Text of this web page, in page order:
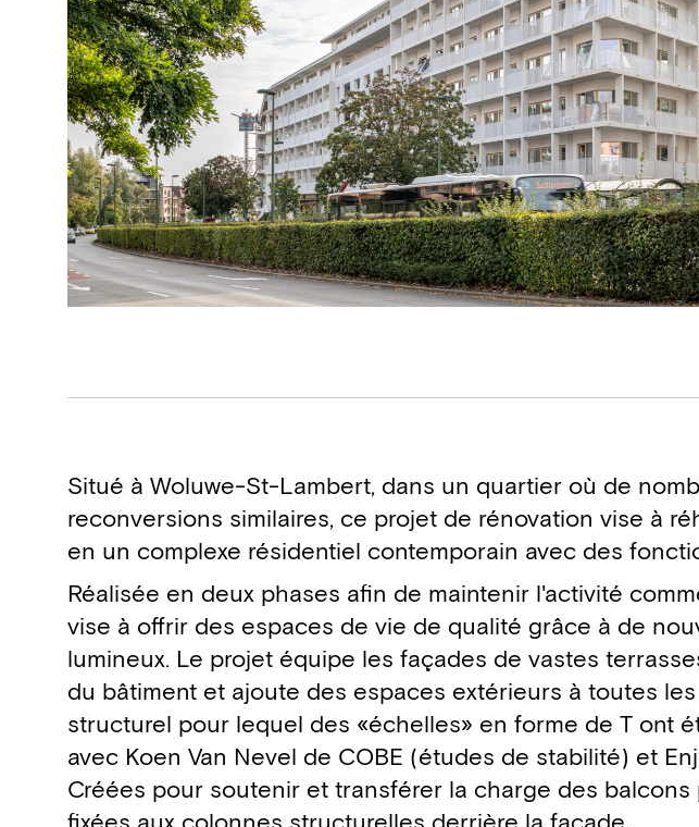
Détails du projet
Situé à Woluwe-St-Lambert, dans un quartier où de
reconversions similaires, ce projet de rénovation vise à
en un complexe résidentiel contemporain avec des
Réalisée en deux phases afin de maintenir l'activité
vise à offrir des espaces de vie de qualité grâce à de
lumineux. Le projet équipe les façades de vastes
du bâtiment et ajoute des espaces extérieurs à toutes
structurel pour lequel des «échelles» en forme de T ont
avec Koen Van Nevel de COBE (études de stabilité) et
Créées pour soutenir et transférer la charge des